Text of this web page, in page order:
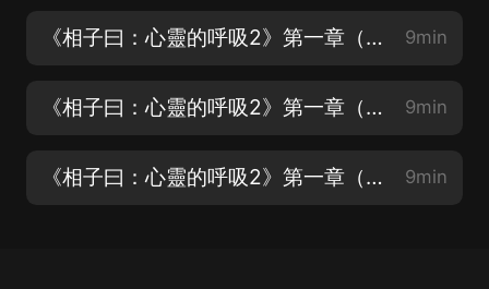
《相子曰：心靈的呼吸2》第一章（6） 9min
《相子曰：心靈的呼吸2》第一章（7） 9min
《相子曰：心靈的呼吸2》第一章（8） 9min